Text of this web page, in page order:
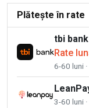
Plătește în rate
tbi bank
Rate
6-60 luni
3-60 luni